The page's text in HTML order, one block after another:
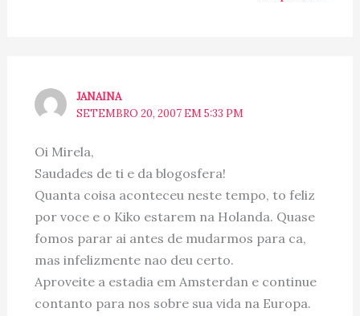
JANAINA
SETEMBRO 20, 2007 EM 5:33 PM
Oi Mirela,
Saudades de ti e da blogosfera!
Quanta coisa aconteceu neste tempo, to feliz
por voce e o Kiko estarem na Holanda. Quase
fomos parar ai antes de mudarmos para ca,
mas infelizmente nao deu certo.
Aproveite a estadia em Amsterdan e continue
contanto para nos sobre sua vida na Europa.